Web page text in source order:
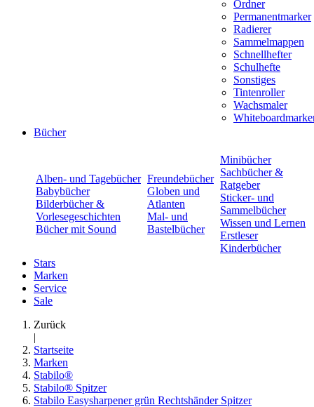
Ordner
Permanentmarker
Radierer
Sammelmappen
Schnellhefter
Schulhefte
Sonstiges
Tintenroller
Wachsmaler
Bücher
Alben- und Tagebücher
Babybücher
Bilderbücher &
Vorlesegeschichten
Bücher mit Sound
Freundebücher
Globen und
Atlanten
Mal- und
Bastelbücher
Minibücher
Sachbücher &
Ratgeber
Sticker- und
Sammelbücher
Wissen und Lernen
Erstleser
Kinderbücher
Stars
Marken
Service
Sale
Zurück
|
Startseite
Marken
Stabilo®
Stabilo® Spitzer
Stabilo Easysharpener grün Rechtshänder Spitzer